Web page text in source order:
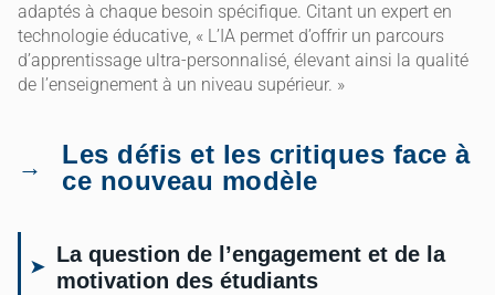
adaptés à chaque besoin spécifique. Citant un expert en
technologie éducative, « L’IA permet d’offrir un parcours
d’apprentissage ultra-personnalisé, élevant ainsi la qualité
de l’enseignement à un niveau supérieur. »
Les défis et les critiques face à
ce nouveau modèle
La question de l’engagement et de la
motivation des étudiants